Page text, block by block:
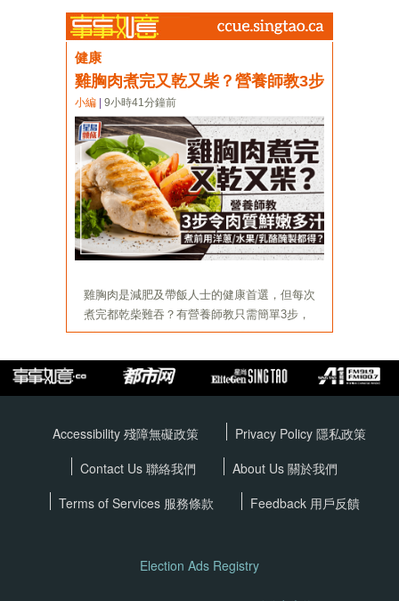
Accessibility 殘障無礙政策 Privacy Policy 隱私政策
Contact Us 聯絡我們
About Us 關於我們
Terms of Services 服務條款 Feedback 用戶反饋
Election Ads Registry